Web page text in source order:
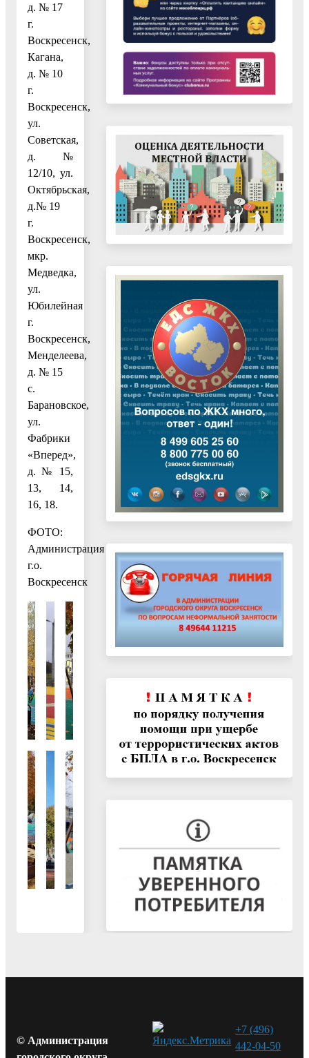
д. № 17
г.
Воскресенск,
Кагана,
д. № 10
г.
Воскресенск,
ул.
Советская,
д.№
12/10, ул.
Октябрьская,
д.№ 19
г.
Воскресенск,
мкр.
Медведка,
ул.
Юбилейная
г.
Воскресенск,
Менделеева,
д. № 15
с.
Барановское,
ул.
Фабрики
«Вперед»,
д. № 15,
13, 14,
16, 18.
ФОТО:
Администрация
г.о.
Воскресенск
© Администрация
+7 (496)
442-04-50